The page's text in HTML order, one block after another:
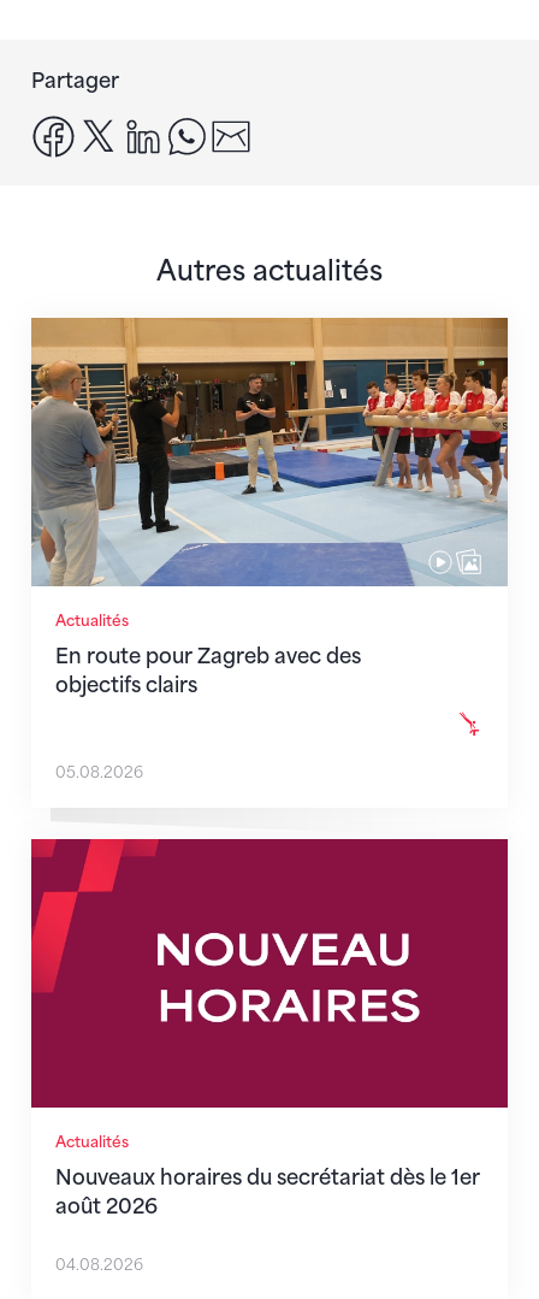
Partager
facebook
x linkedinwhatsapp
Autres actualités
Actualités
En route pour Zagreb avec des
objectifs clairs
En route pour Zagreb avec des objectifs clairs
05.08.2026
Actualités
Nouveaux horaires du secrétariat dès le 1er
août 2026
Nouveaux horaires du secrétariat dès le 1er août
04.08.2026